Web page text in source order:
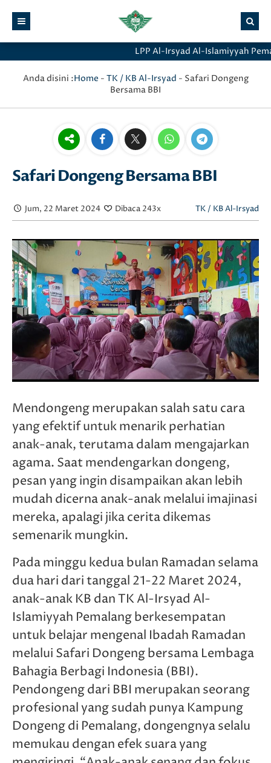
LPP Al-Irsyad Al-Islamiyyah
Anda disini :Home - TK / KB Al-Irsyad - Safari Dongeng
Bersama BBI
Safari Dongeng Bersama BBI
Jum, 22 Maret 2024 Dibaca 243x TK / KB Al-Irsyad
Mendongeng merupakan salah satu cara
yang efektif untuk menarik perhatian
anak-anak, terutama dalam mengajarkan
agama. Saat mendengarkan dongeng,
pesan yang ingin disampaikan akan lebih
mudah dicerna anak-anak melalui imajinasi
mereka, apalagi jika cerita dikemas
semenarik mungkin.
Pada minggu kedua bulan Ramadan selama
dua hari dari tanggal 21-22 Maret 2024,
anak-anak KB dan TK Al-Irsyad Al-
Islamiyyah Pemalang berkesempatan
untuk belajar mengenal Ibadah Ramadan
melalui Safari Dongeng bersama Lembaga
Bahagia Berbagi Indonesia (BBI).
Pendongeng dari BBI merupakan seorang
profesional yang sudah punya Kampung
Dongeng di Pemalang, dongengnya selalu
memukau dengan efek suara yang